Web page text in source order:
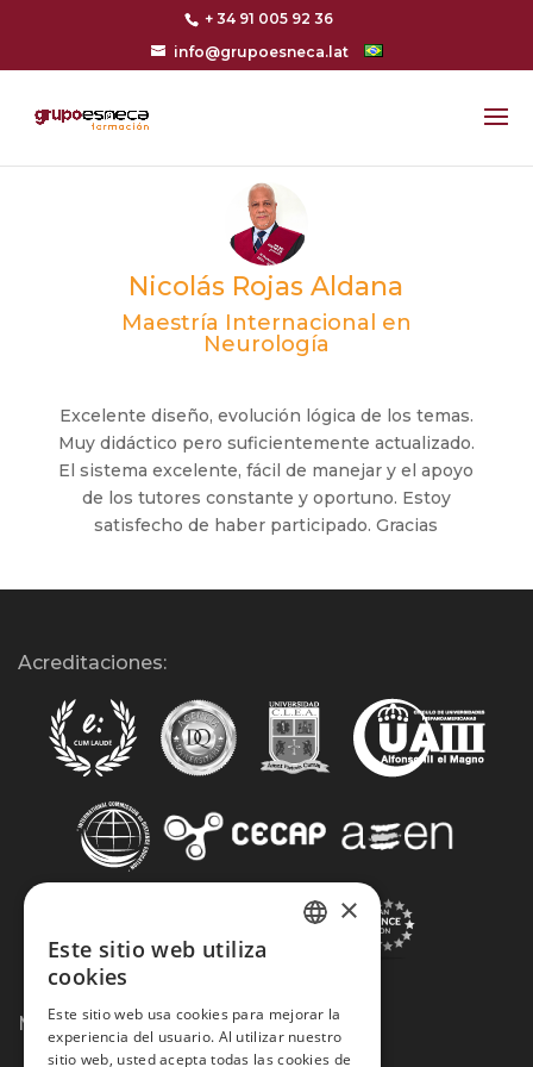
+ 34 91 005 92 36
info@grupoesneca.lat
Nicolás Rojas Aldana
Maestría Internacional en
Neurología
Excelente diseño, evolución lógica de los temas.
Muy didáctico pero suficientemente actualizado.
El sistema excelente, fácil de manejar y el apoyo
de los tutores constante y oportuno. Estoy
satisfecho de haber participado. Gracias
Acreditaciones:
Métodos de Pago:
×
Este sitio web utiliza
cookies
Este sitio web usa cookies para mejorar la
experiencia del usuario. Al utilizar nuestro
sitio web, usted acepta todas las cookies de